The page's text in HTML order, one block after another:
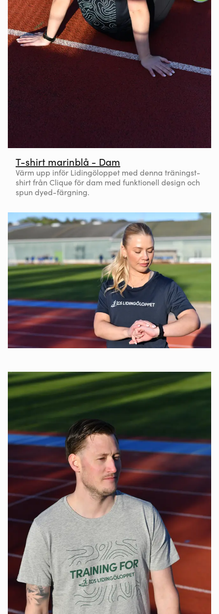
T-shirt marinblå - Dam
Värm upp inför Lidingöloppet med denna träningst-
shirt från Clique för dam med funktionell design och
spun dyed-färgning.